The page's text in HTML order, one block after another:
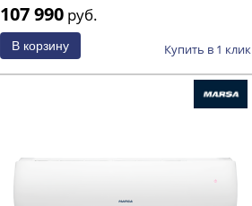
107 990руб.
Купить в 1 клик